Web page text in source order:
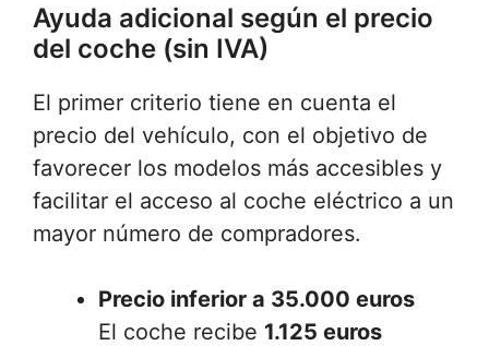
Ayuda adicional según el precio
del coche (sin IVA)
El primer criterio tiene en cuenta el
precio del vehículo, con el objetivo de
favorecer los modelos más accesibles y
facilitar el acceso al coche eléctrico a un
mayor número de compradores.
Precio inferior a 35.000 euros
El coche recibe 1.125 euros